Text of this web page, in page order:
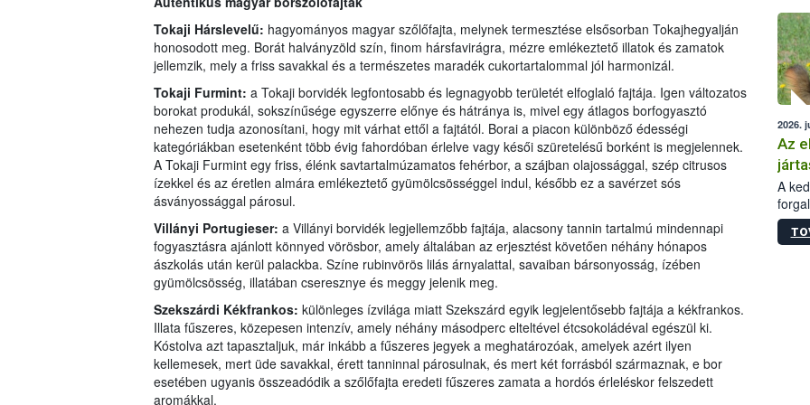
Tokaji Hárslevelű: hagyományos magyar szőlőfajta, melynek termesztése elsősorban Tokajhegyalján
honosodott meg. Borát halványzöld szín, finom hársfavirágra, mézre emlékeztető illatok és zamatok
jellemzik, mely a friss savakkal és a természetes maradék cukortartalommal jól harmonizál.
Tokaji Furmint: a Tokaji borvidék legfontosabb és legnagyobb területét elfoglaló fajtája. Igen változatos
borokat produkál, sokszínűsége egyszerre előnye és hátránya is, mivel egy átlagos borfogyasztó
nehezen tudja azonosítani, hogy mit várhat ettől a fajtától. Borai a piacon különböző édességi
kategóriákban esetenként több évig fahordóban érlelve vagy késői szüretelésű borként is megjelennek.
A Tokaji Furmint egy friss, élénk savtartalmúzamatos fehérbor, a szájban olajossággal, szép citrusos
ízekkel és az éretlen almára emlékeztető gyümölcsösséggel indul, később ez a savérzet sós
ásványossággal párosul.
Villányi Portugieser: a Villányi borvidék legjellemzőbb fajtája, alacsony tannin tartalmú mindennapi
fogyasztásra ajánlott könnyed vörösbor, amely általában az erjesztést követően néhány hónapos
ászkolás után kerül palackba. Színe rubinvörös lilás árnyalattal, savaiban bársonyosság, ízében
gyümölcsösség, illatában cseresznye és meggy jelenik meg.
Szekszárdi Kékfrankos: különleges ízvilága miatt Szekszárd egyik legjelentősebb fajtája a kékfrankos.
Illata fűszeres, közepesen intenzív, amely néhány másodperc elteltével étcsokoládéval egészül ki.
Kóstolva azt tapasztaljuk, már inkább a fűszeres jegyek a meghatározóak, amelyek azért ilyen
kellemesek, mert üde savakkal, érett tanninnal párosulnak, és mert két forrásból származnak, e bor
esetében ugyanis összeadódik a szőlőfajta eredeti fűszeres zamata a hordós érleléskor felszedett
aromákkal.
2026.
Az
A